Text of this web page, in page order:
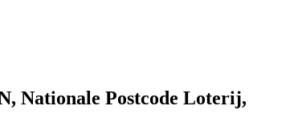
Nationale Postcode Loterij,